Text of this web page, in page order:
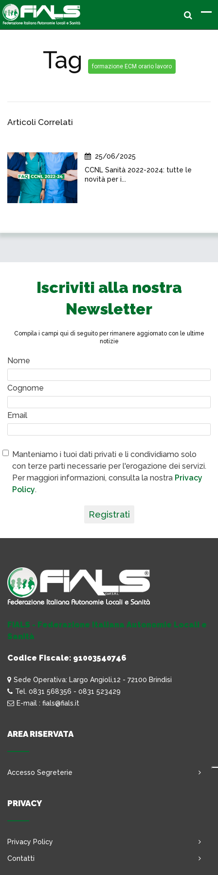
Tag formazione ECM orario lavoro
Articoli Correlati
25/06/2025
CCNL Sanità 2022-2024: tutte le
novità per i...
Iscriviti alla nostra
Newsletter
Compila i campi qui di seguito per rimanere aggiornato con le ultime
notizie
Nome
Cognome
Email
Manteniamo i tuoi dati privati e li condividiamo solo
con terze parti necessarie per l'erogazione dei servizi.
Per maggiori informazioni, consulta la nostra Privacy
Policy.
Registrati
FIALS - Federazione Italiana Autonomie Locali e
Sanità
Codice Fiscale: 91003540746
Sede Operativa: Largo Angioli,12 - 72100 Brindisi
Tel. 0831 568356 - 0831 523429
E-mail : fials@fials.it
AREA RISERVATA
Accesso Segreterie
PRIVACY
Privacy Policy
Contatti